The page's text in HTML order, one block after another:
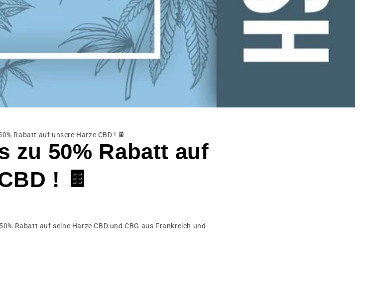
Rabatt auf unsere Harze CBD ! 🍫
zu 50% Rabatt auf
! 🍫
Rabatt auf seine Harze CBD und CBG aus Frankreich und